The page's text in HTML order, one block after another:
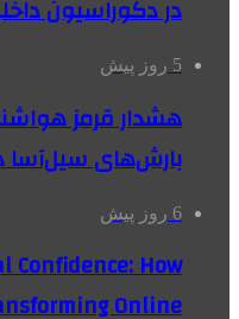
در دکوراسیون
5 روز پیش
بارش‌های سیل‌آسا در ۳
6 روز پیش
How
Online